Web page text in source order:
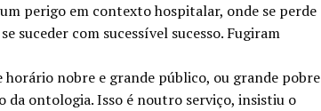
perigo em contexto hospitalar, onde se perde
suceder com sucessível sucesso. Fugiram
horário nobre e grande público, ou grande pobre
da ontologia. Isso é noutro serviço, insistiu o